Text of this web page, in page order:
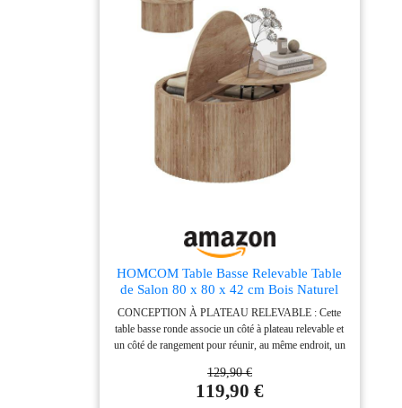
souligné par un rebord épais de 3 cm, apporte une
esthétique robuste et élégante. Les bords bien arrondis
réduisent les risques de chocs, idéal pour la sécurité de
toute la famille. DURABLE ET FACILE À
ENTRETENIR : Sa finition en mélamine garantit une
excellente résistance à l'eau et aux rayures, pour un
usage quotidien sans souci. D'un simple coup de
chiffon, la table de salon reste impeccable, même après
des éclaboussures ou des petits accidents.
ASSEMBLAGE SIMPLE ET UTILISATION
POLYVALENTE : Servez-vous de cette table basse de
salon comme élément central, table d'appoint ou
montage facile et rapide, sans aucune complication.
HOMCOM Table Basse Relevable Table
de Salon 80 x 80 x 42 cm Bois Naturel
CONCEPTION À PLATEAU RELEVABLE : Cette
table basse ronde associe un côté à plateau relevable et
un côté de rangement pour réunir, au même endroit, un
d'appoint plus généreuse ; le plateau se soulève de 11
cm pour rendre les repas ou le travail sur ordinateur
129,90 €
119,90 €